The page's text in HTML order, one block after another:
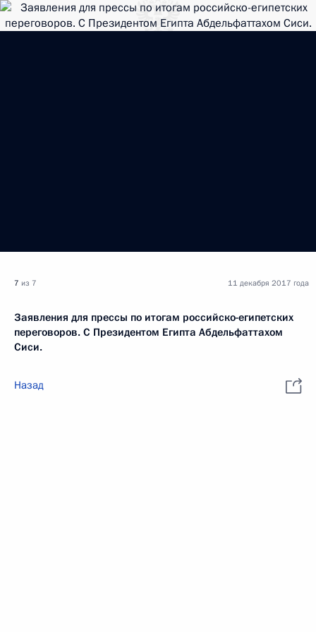
7 из 7
Заявления для прессы по итогам российско-египетских
переговоров. С Президентом Египта Абдельфаттахом
Сиси.
11 декабря 2017 года
Назад